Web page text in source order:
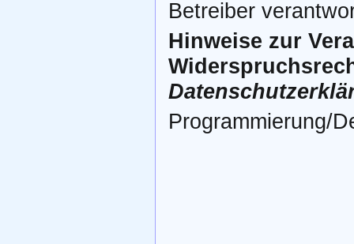
Betreiber
Hinweise zur
Programmierung/